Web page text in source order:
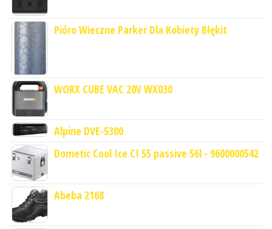
Pióro Wieczne Parker Dla Kobiety Błękit
WORX CUBE VAC 20V WX030
Alpine DVE-5300
Dometic Cool Ice CI 55 passive 56l - 9600000542
Abeba 2168